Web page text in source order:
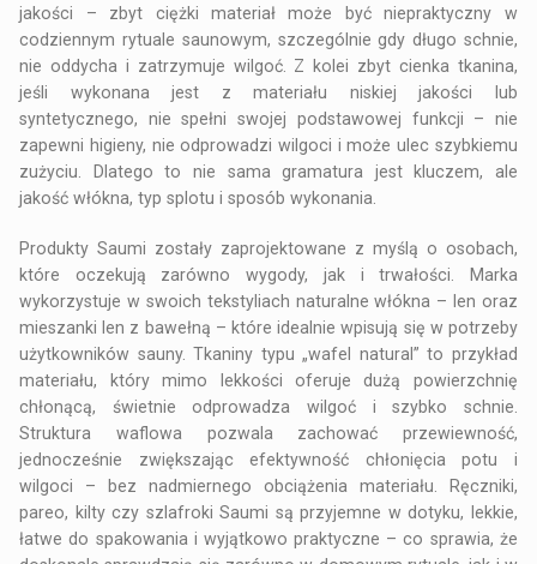
jakości – zbyt ciężki materiał może być niepraktyczny w
codziennym rytuale saunowym, szczególnie gdy długo schnie,
nie oddycha i zatrzymuje wilgoć. Z kolei zbyt cienka tkanina,
jeśli wykonana jest z materiału niskiej jakości lub
syntetycznego, nie spełni swojej podstawowej funkcji – nie
zapewni higieny, nie odprowadzi wilgoci i może ulec szybkiemu
zużyciu. Dlatego to nie sama gramatura jest kluczem, ale
jakość włókna, typ splotu i sposób wykonania.
Produkty Saumi zostały zaprojektowane z myślą o osobach,
które oczekują zarówno wygody, jak i trwałości. Marka
wykorzystuje w swoich tekstyliach naturalne włókna – len oraz
mieszanki len z bawełną – które idealnie wpisują się w potrzeby
użytkowników sauny. Tkaniny typu „wafel natural” to przykład
materiału, który mimo lekkości oferuje dużą powierzchnię
chłonącą, świetnie odprowadza wilgoć i szybko schnie.
Struktura waflowa pozwala zachować przewiewność,
jednocześnie zwiększając efektywność chłonięcia potu i
wilgoci – bez nadmiernego obciążenia materiału. Ręczniki,
pareo, kilty czy szlafroki Saumi są przyjemne w dotyku, lekkie,
łatwe do spakowania i wyjątkowo praktyczne – co sprawia, że